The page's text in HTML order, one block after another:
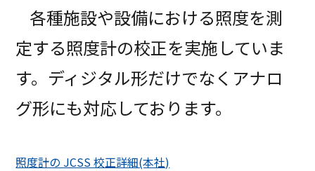
各種施設や設備における照度を測
定する照度計の校正を実施していま
す。ディジタル形だけでなくアナロ
グ形にも対応しております。
照度計の JCSS 校正詳細(本社)